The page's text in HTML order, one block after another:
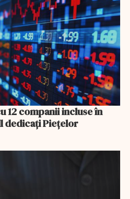
12 companii incluse în
dedicați Piețelor